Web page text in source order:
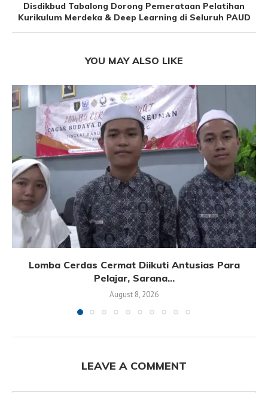
Disdikbud Tabalong Dorong Pemerataan Pelatihan
Kurikulum Merdeka & Deep Learning di Seluruh PAUD
YOU MAY ALSO LIKE
Lomba Cerdas Cermat Diikuti Antusias Para
Pelajar, Sarana...
August 8, 2026
LEAVE A COMMENT